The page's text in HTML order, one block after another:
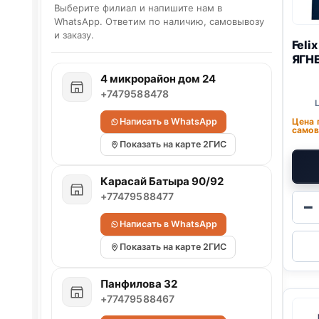
Felix
Цена
−
Выберите филиал и напишите нам в
WhatsApp. Ответим по наличию, самовывозу
и заказу.
4 микрорайон дом 24
+7479588478
Написать в WhatsApp
Показать на карте 2ГИС
Карасай Батыра 90/92
+77479588477
Написать в WhatsApp
Показать на карте 2ГИС
Панфилова 32
+77479588467